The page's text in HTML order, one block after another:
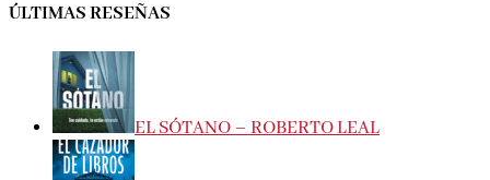
ÚLTIMAS RESEÑAS
EL SÓTANO – ROBERTO LEAL